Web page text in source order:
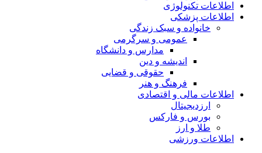
اطلاعات تکنولوژی
اطلاعات پزشکی
خانواده و سبک زندگی
عمومی و سرگرمی
مدارس و دانشگاه
اندیشه و دین
حقوقی و قضایی
فرهنگ و هنر
اطلاعات مالی و اقتصادی
ارزدیجیتال
بورس و فارکس
طلا و ارز
اطلاعات ورزشی